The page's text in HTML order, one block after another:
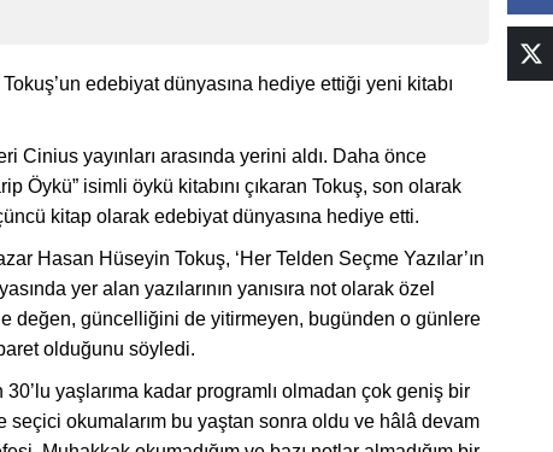
edebiyat dünyasına hediye ettiği yeni kitabı
Cinius yayınları arasında yerini aldı. Daha önce
Öykü” isimli öykü kitabını çıkaran Tokuş, son olarak
kitap olarak edebiyat dünyasına hediye etti.
Hasan Hüseyin Tokuş, ‘Her Telden Seçme Yazılar’ın
yer alan yazılarının yanısıra not olarak özel
değen, güncelliğini de yitirmeyen, bugünden o günlere
olduğunu söyledi.
30’lu yaşlarıma kadar programlı olmadan çok geniş bir
seçici okumalarım bu yaştan sonra oldu ve hâlâ devam